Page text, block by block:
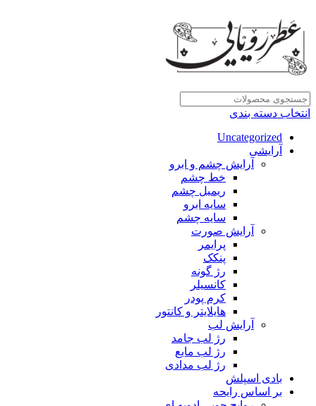
انتخاب دسته بندی
Uncategorized
آرایشی
آرایش چشم و ابرو
خط چشم
ریمیل چشم
سایه ابرو
سایه چشم
آرایش صورت
پرایمر
پنکک
رژ گونه
کانسیلر
کرم پودر
هایلایتر و کانتور
آرایش لب
رژ لب جامد
رژ لب مایع
رژ لب مدادی
بادی اسپلش
بر اساس رایحه